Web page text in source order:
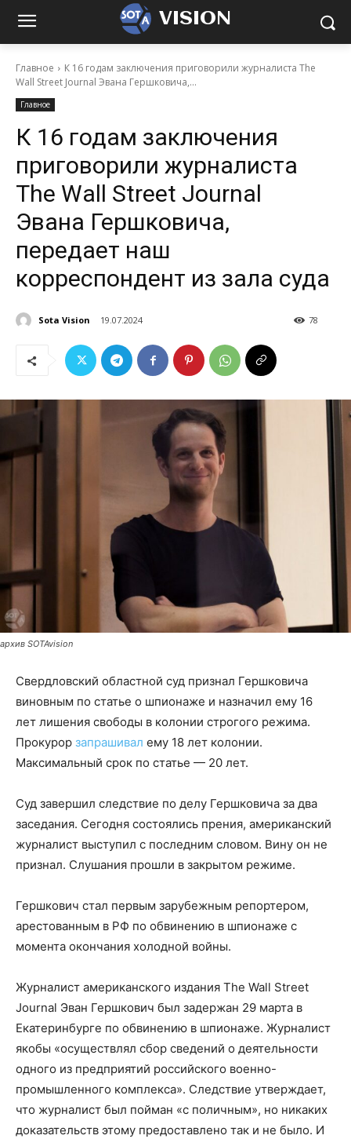
VISION
Главное
К 16 годам заключения приговорили журналиста The
Wall Street Journal Эвана Гершковича,...
Главное
К 16 годам заключения
приговорили журналиста
The Wall Street Journal
Эвана Гершковича,
передает наш
корреспондент из зала суда
Sota Vision 19.07.2024 78
архив SOTAvision
Свердловский областной суд признал Гершковича
виновным по статье о шпионаже и назначил ему 16
лет лишения свободы в колонии строгого режима.
Прокурор запрашивал ему 18 лет колонии.
Максимальный срок по статье — 20 лет.
Суд завершил следствие по делу Гершковича за два
заседания. Сегодня состоялись прения, американский
журналист выступил с последним словом. Вину он не
признал. Слушания прошли в закрытом режиме.
Гершкович стал первым зарубежным репортером,
арестованным в РФ по обвинению в шпионаже с
момента окончания холодной войны.
Журналист американского издания The Wall Street
Journal Эван Гершкович был задержан 29 марта в
Екатеринбурге по обвинению в шпионаже. Журналист
якобы «осуществлял сбор сведений о деятельности
одного из предприятий российского военно-
промышленного комплекса». Следствие утверждает,
что журналист был пойман «с поличным», но никаких
доказательств этому предоставлено так и не было. И